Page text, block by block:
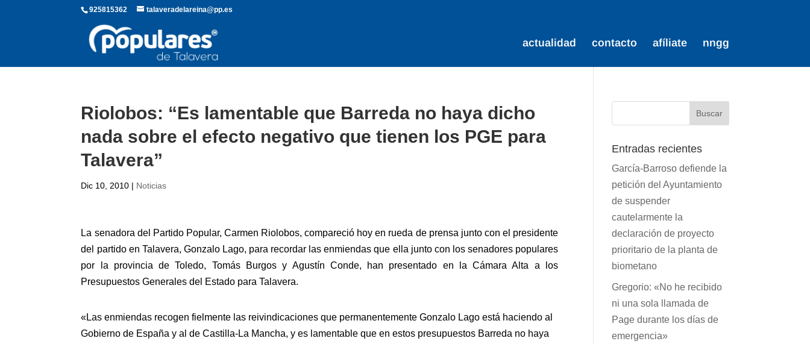
925815362 talaveradelareina@pp.es
actualidad contacto afíliate nngg
Riolobos: “Es lamentable que Barreda no haya dicho
nada sobre el efecto negativo que tienen los PGE para
Talavera”
Dic 10, 2010 | Noticias
La senadora del Partido Popular, Carmen Riolobos, compareció hoy en rueda de prensa junto con el presidente
del partido en Talavera, Gonzalo Lago, para recordar las enmiendas que ella junto con los senadores populares
por la provincia de Toledo, Tomás Burgos y Agustín Conde, han presentado en la Cámara Alta a los
Presupuestos Generales del Estado para Talavera.
«Las enmiendas recogen fielmente las reivindicaciones que permanentemente Gonzalo Lago está haciendo al
Gobierno de España y al de Castilla-La Mancha, y es lamentable que en estos presupuestos Barreda no haya
Entradas recientes
García-Barroso defiende la
petición del Ayuntamiento
de suspender
cautelarmente la
declaración de proyecto
prioritario de la planta de
biometano
Gregorio: «No he recibido
ni una sola llamada de
Page durante los días de
emergencia»